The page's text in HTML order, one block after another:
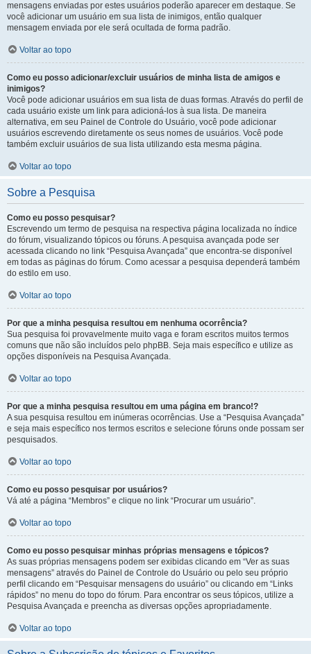
mensagens enviadas por estes usuários poderão aparecer em destaque. Se
você adicionar um usuário em sua lista de inimigos, então qualquer
mensagem enviada por ele será ocultada de forma padrão.
Voltar ao topo
Como eu posso adicionar/excluir usuários de minha lista de amigos e
inimigos?
Você pode adicionar usuários em sua lista de duas formas. Através do perfil de
cada usuário existe um link para adicioná-los à sua lista. De maneira
alternativa, em seu Painel de Controle do Usuário, você pode adicionar
usuários escrevendo diretamente os seus nomes de usuários. Você pode
também excluir usuários de sua lista utilizando esta mesma página.
Voltar ao topo
Sobre a Pesquisa
Como eu posso pesquisar?
Escrevendo um termo de pesquisa na respectiva página localizada no índice
do fórum, visualizando tópicos ou fóruns. A pesquisa avançada pode ser
acessada clicando no link “Pesquisa Avançada” que encontra-se disponível
em todas as páginas do fórum. Como acessar a pesquisa dependerá também
do estilo em uso.
Voltar ao topo
Por que a minha pesquisa resultou em nenhuma ocorrência?
Sua pesquisa foi provavelmente muito vaga e foram escritos muitos termos
comuns que não são incluídos pelo phpBB. Seja mais específico e utilize as
opções disponíveis na Pesquisa Avançada.
Voltar ao topo
Por que a minha pesquisa resultou em uma página em branco!?
A sua pesquisa resultou em inúmeras ocorrências. Use a “Pesquisa Avançada”
e seja mais específico nos termos escritos e selecione fóruns onde possam ser
pesquisados.
Voltar ao topo
Como eu posso pesquisar por usuários?
Vá até a página “Membros” e clique no link “Procurar um usuário”.
Voltar ao topo
Como eu posso pesquisar minhas próprias mensagens e tópicos?
As suas próprias mensagens podem ser exibidas clicando em “Ver as suas
mensagens” através do Painel de Controle do Usuário ou pelo seu próprio
perfil clicando em “Pesquisar mensagens do usuário” ou clicando em “Links
rápidos” no menu do topo do fórum. Para encontrar os seus tópicos, utilize a
Pesquisa Avançada e preencha as diversas opções apropriadamente.
Voltar ao topo